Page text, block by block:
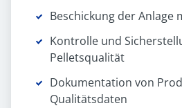
Beschickung der Anlage
Kontrolle und
Pelletsqualität
Dokumentation von
Qualitätsdaten